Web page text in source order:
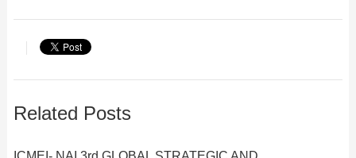
Related Posts